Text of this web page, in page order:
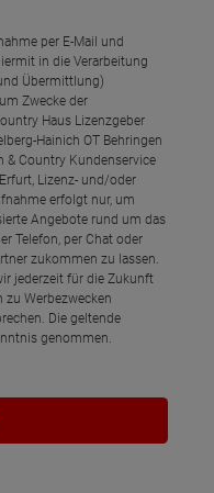
per E-Mail und
in die Verarbeitung
Übermittlung)
Zwecke der
Haus Lizenzgeber
Hainich OT Behringen
& Country Kundenservice
Lizenz- und/oder
erfolgt nur, um
Angebote rund um das
Telefon, per Chat oder
zukommen zu lassen.
jederzeit für die Zukunft
zu Werbezwecken
Die geltende
genommen.